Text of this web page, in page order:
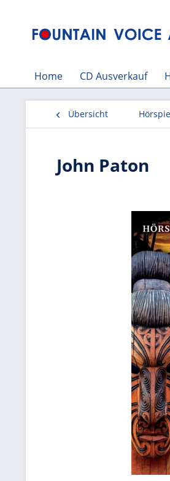
Home CD Ausverkauf
Übersicht
John Paton